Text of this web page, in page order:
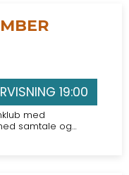
19:00
med
samtale og